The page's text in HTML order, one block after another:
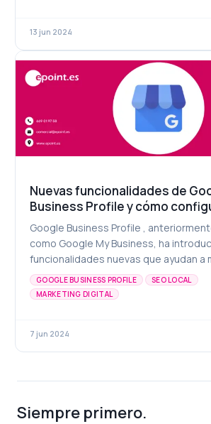
13 jun 2024
Nuevas funcionalidades de
Business Profile y cómo
Google Business Profile ,
como Google My Business, ha
funcionalidades nuevas que ayudan a
presencia en línea y la interacción
clien...
GOOGLE BUSINESS PROFILE
SEO LOCAL
MARKETING DIGITAL
7 jun 2024
Siempre primero.